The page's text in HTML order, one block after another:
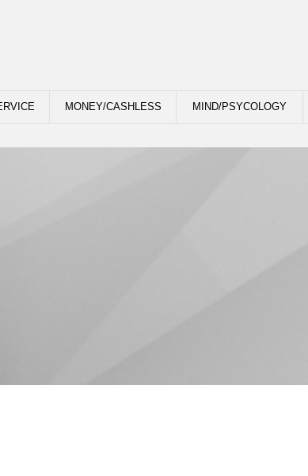
MONEY/CASHLESS MIND/PSYCOLOGY